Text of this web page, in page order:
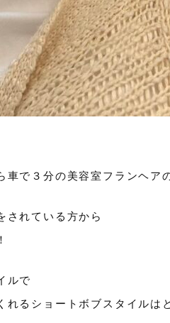
で３分の美容室フランヘア
されている方から
ルで
るショートボブスタイルは